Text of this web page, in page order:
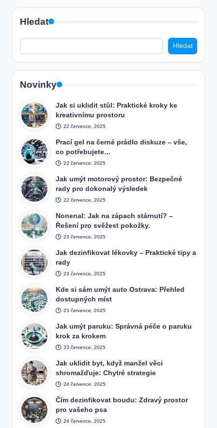
Hledat
Hledat
Novinky
Jak si uklidit stůl: Praktické kroky ke
kreativnímu prostoru
22 července, 2025
Prací gel na černé prádlo diskuze – vše,
co potřebujete…
22 července, 2025
Jak umýt motorový prostor: Bezpečné
rady pro dokonalý výsledek
22 července, 2025
Nonenal: Jak na zápach stárnutí? –
Řešení pro svěžest pokožky.
23 července, 2025
Jak dezinfikovat lékovky – Praktické tipy a
rady
23 července, 2025
Kde si sám umýt auto Ostrava: Přehled
dostupných míst
23 července, 2025
Jak umýt paruku: Správná péče o paruku
krok za krokem
23 července, 2025
Jak uklidit byt, když manžel věci
shromažďuje: Chytré strategie
24 července, 2025
Čím dezinfikovat boudu: Zdravý prostor
pro vašeho psa
24 července, 2025